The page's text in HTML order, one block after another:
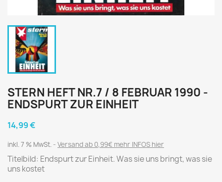
STERN HEFT NR.7 / 8 FEBRUAR 1990 -
ENDSPURT ZUR EINHEIT
14,99 €
inkl. 7 % MwSt. Versand ab 0,99€ mehr INFOS hier
Titelbild: Endspurt zur Einheit. Was sie uns bringt, was sie
uns kostet